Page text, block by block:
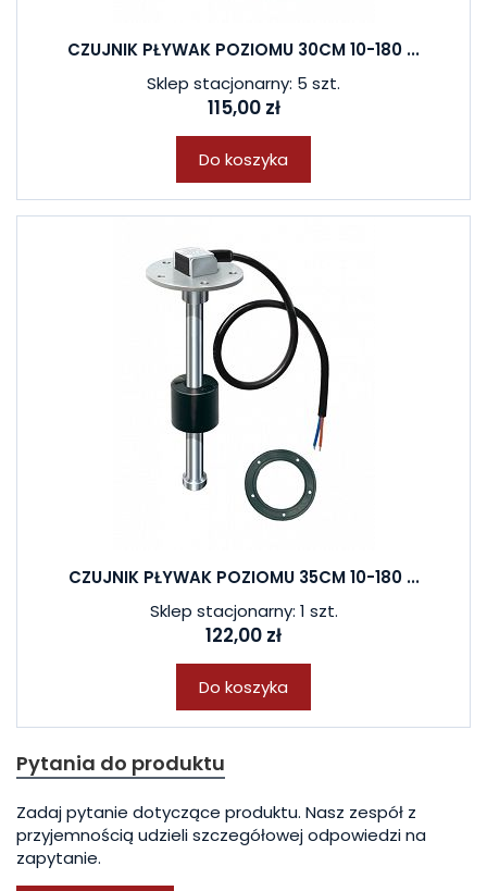
CZUJNIK PŁYWAK POZIOMU 30CM 10-180 ...
Sklep stacjonarny: 5 szt.
115,00 zł
Do koszyka
CZUJNIK PŁYWAK POZIOMU 35CM 10-180 ...
Sklep stacjonarny: 1 szt.
122,00 zł
Do koszyka
Pytania do produktu
Zadaj pytanie dotyczące produktu. Nasz zespół z
przyjemnością udzieli szczegółowej odpowiedzi na
zapytanie.